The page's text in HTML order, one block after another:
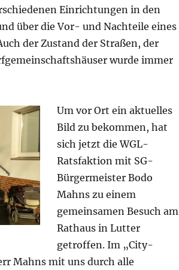
Einrichtungen in den
über die Vor- und Nachteile eines
der Zustand der Straßen, der
wurde immer
Um vor Ort ein aktuelles
Bild zu bekommen, hat
sich jetzt die WGL-
Ratsfaktion mit SG-
Bürgermeister Bodo
Mahns zu einem
gemeinsamen Besuch am
Rathaus in Lutter
getroffen. Im „City-
Mahns mit uns durch alle